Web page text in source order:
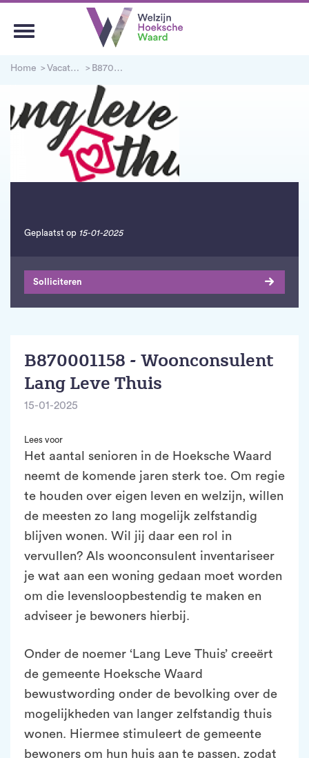
Home Vacatures B870001158 - Woonconsulent Lang Leve Thuis
Geplaatst op 15-01-2025
Solliciteren
B870001158 - Woonconsulent
Lang Leve Thuis
15-01-2025
Lees voor
Het aantal senioren in de Hoeksche Waard
neemt de komende jaren sterk toe. Om regie
te houden over eigen leven en welzijn, willen
de meesten zo lang mogelijk zelfstandig
blijven wonen. Wil jij daar een rol in
vervullen? Als woonconsulent inventariseer
je wat aan een woning gedaan moet worden
om die levensloopbestendig te maken en
adviseer je bewoners hierbij.
Onder de noemer ‘Lang Leve Thuis’ creeërt
de gemeente Hoeksche Waard
bewustwording onder de bevolking over de
mogelijkheden van langer zelfstandig thuis
wonen. Hiermee stimuleert de gemeente
bewoners om hun huis aan te passen, zodat